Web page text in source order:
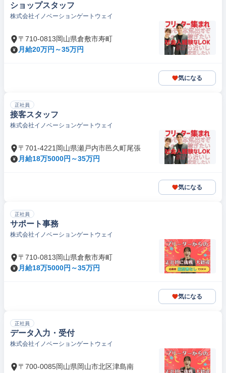
ショップスタッフ
株式会社イノベーションゲートウェイ
〒710-0813岡山県倉敷市寿町
月給20万円～35万円
気になる
正社員
接客スタッフ
株式会社イノベーションゲートウェイ
〒701-4221岡山県瀬戸内市邑久町尾張
月給18万5000円～35万円
気になる
正社員
サポート事務
株式会社イノベーションゲートウェイ
〒710-0813岡山県倉敷市寿町
月給18万5000円～35万円
気になる
正社員
データ入力・受付
株式会社イノベーションゲートウェイ
〒700-0085岡山県岡山市北区津島南